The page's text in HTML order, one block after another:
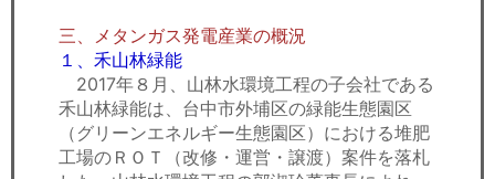
三、メタンガス発電産業の概況
１、禾山林緑能
2017年８月、山林水環境工程の子会社である
禾山林緑能は、台中市外埔区の緑能生態園区
（グリーンエネルギー生態園区）における堆肥
工場のＲＯＴ（改修・運営・譲渡）案件を落札